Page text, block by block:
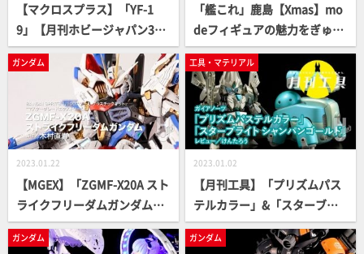
【マクロスプラス】「YF-1
9」【月刊ホビージャパン3月
号】
「艦これ」鹿島【Xmas】mo
deフィギュアの魅力をぎゅっ
と詰め込んだスペシャルPVを
大公開！
ガンダム
2023.01.22
【MGEX】「ZGMF-X20A スト
ライクフリーダムガンダム」
【月刊ホビージャパン2月
号】
工具・マテリアル
2023.01.02
【月刊工具】「プリズムパス
テルカラー」&「スターブラ
イトシャンパンゴールド」を
解説【月刊ホビージャパン2
ガンダム ガンダム